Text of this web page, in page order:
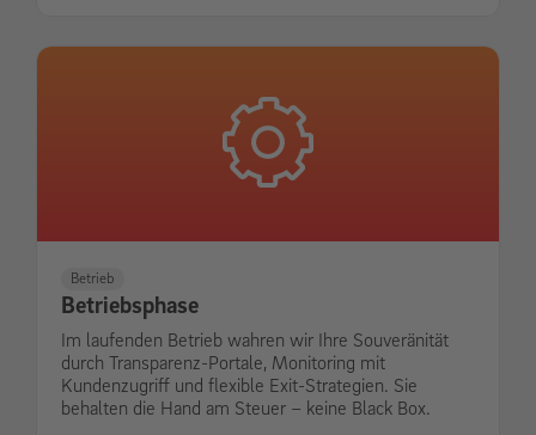
Betrieb
Betriebsphase
Im laufenden Betrieb wahren wir Ihre Souveränität
durch Transparenz-Portale, Monitoring mit
Kundenzugriff und flexible Exit-Strategien. Sie
behalten die Hand am Steuer – keine Black Box.